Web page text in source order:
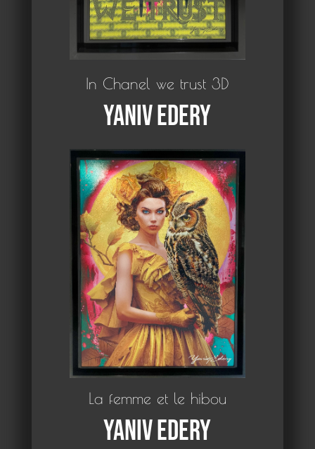
In Chanel we trust 3D
Yaniv Edery
La femme et le hibou
Yaniv Edery